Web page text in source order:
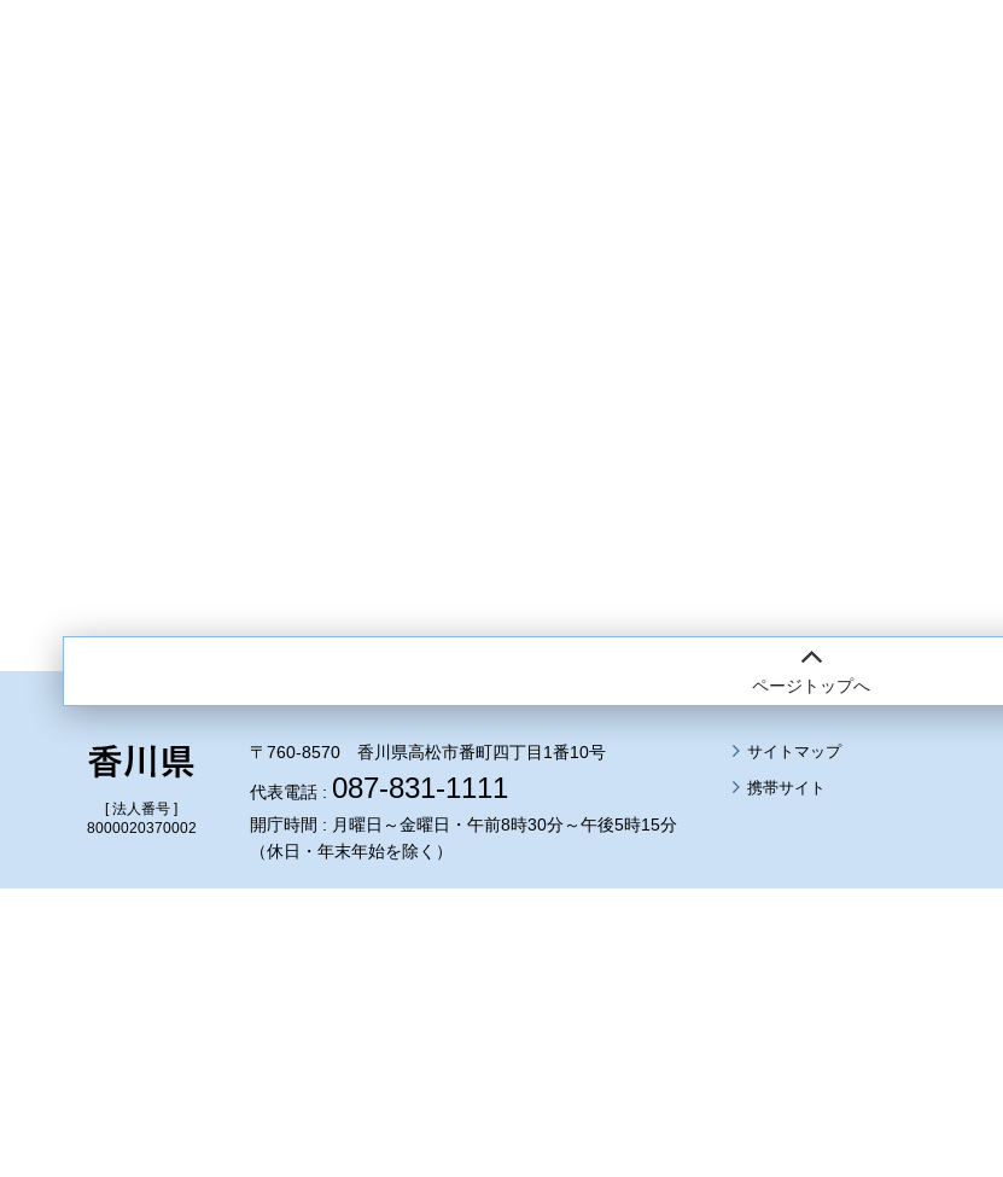
ページトップへ
[ 法人番号 ]
8000020370002
〒760-8570 香川県高松市番町四丁目1番10号
代表電話 : 087-831-1111
開庁時間 : 月曜日～金曜日・午前8時30分～午後5時15分
（休日・年末年始を除く）
サイトマップ
携帯サイト